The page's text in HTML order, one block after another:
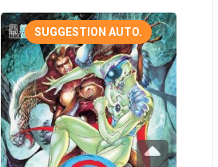
SUGGESTION AUTO.